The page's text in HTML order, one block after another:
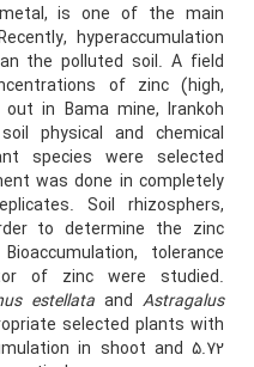
is one of the main
hyperaccumulation
the polluted soil. A field
of zinc (high,
in Bama mine, Irankoh
physical and chemical
species were selected
was done in completely
Soil rhizosphers,
to determine the zinc
tolerance
of zinc were studied.
estellataandAstragalus
selected plants with
in shoot and 5.72